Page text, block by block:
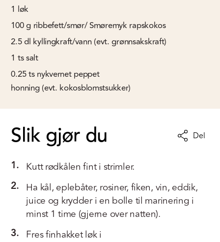
1 løk
100g ribbefett/smør/ Smøremyk rapskokos
2.5dl kyllingkraft/vann (evt. grønnsakskraft)
1 tssalt
0.25ts nykvernet peppet
honning (evt. kokosblomstsukker)
Slik gjør du Del
1. Kutt rødkålen fint i strimler.
2. Ha kål, eplebåter, rosiner, fiken, vin, eddik,
juice og krydder i en bolle til marinering i
minst 1 time (gjerne over natten).
3. Fres finhakket løk i